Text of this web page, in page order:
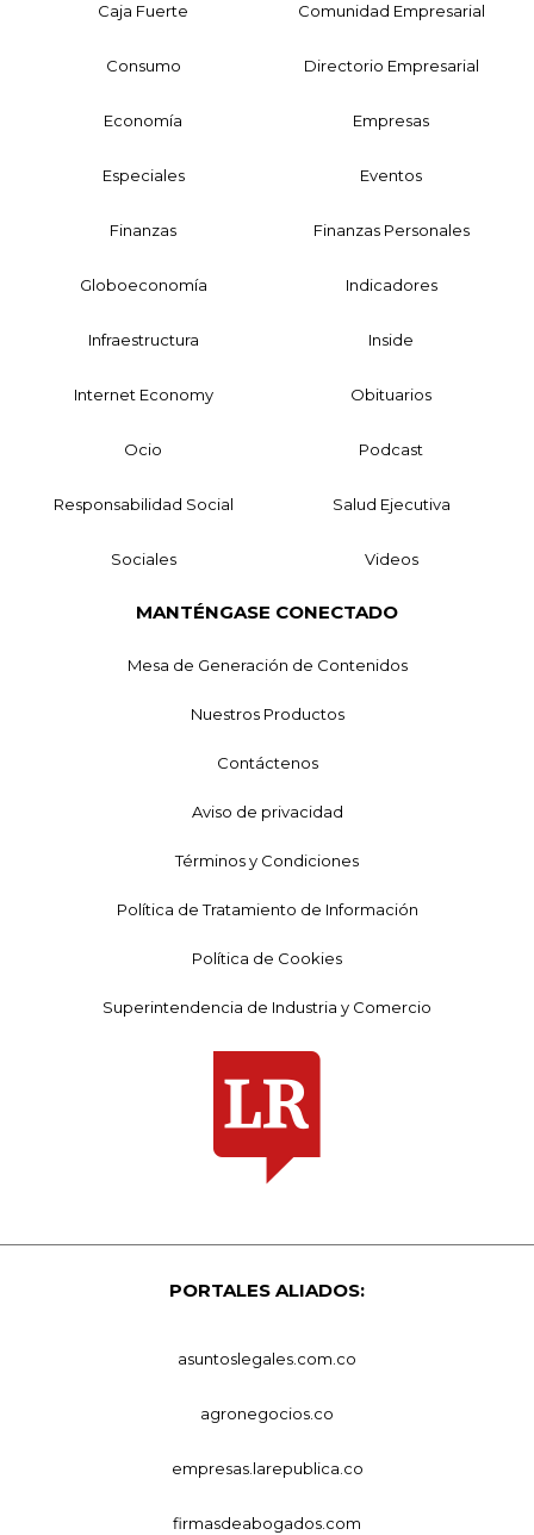
Caja Fuerte Comunidad Empresarial
Consumo Directorio Empresarial
Economía Empresas
Especiales Eventos
Finanzas Finanzas Personales
Globoeconomía Indicadores
Infraestructura Inside
Internet Economy Obituarios
Ocio Podcast
Responsabilidad Social Salud Ejecutiva
Sociales Videos
MANTÉNGASE CONECTADO
Mesa de Generación de Contenidos
Nuestros Productos
Contáctenos
Aviso de privacidad
Términos y Condiciones
Política de Tratamiento de Información
Política de Cookies
Superintendencia de Industria y Comercio
PORTALES ALIADOS:
asuntoslegales.com.co
agronegocios.co
empresas.larepublica.co
firmasdeabogados.com